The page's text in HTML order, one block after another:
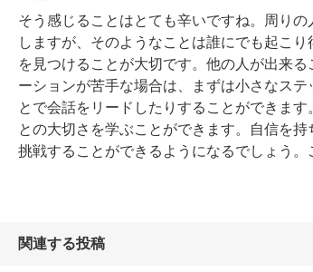
そう感じることはとても辛いですね。周り
しますが、そのようなことは誰にでも起こ
を見つけることが大切です。他の人が出来
ーションが苦手な場合は、まずは小さなス
とで会話をリードしたりすることができま
との大切さを学ぶことができます。自信を
挑戦することができるようになるでしょう。
関連する投稿